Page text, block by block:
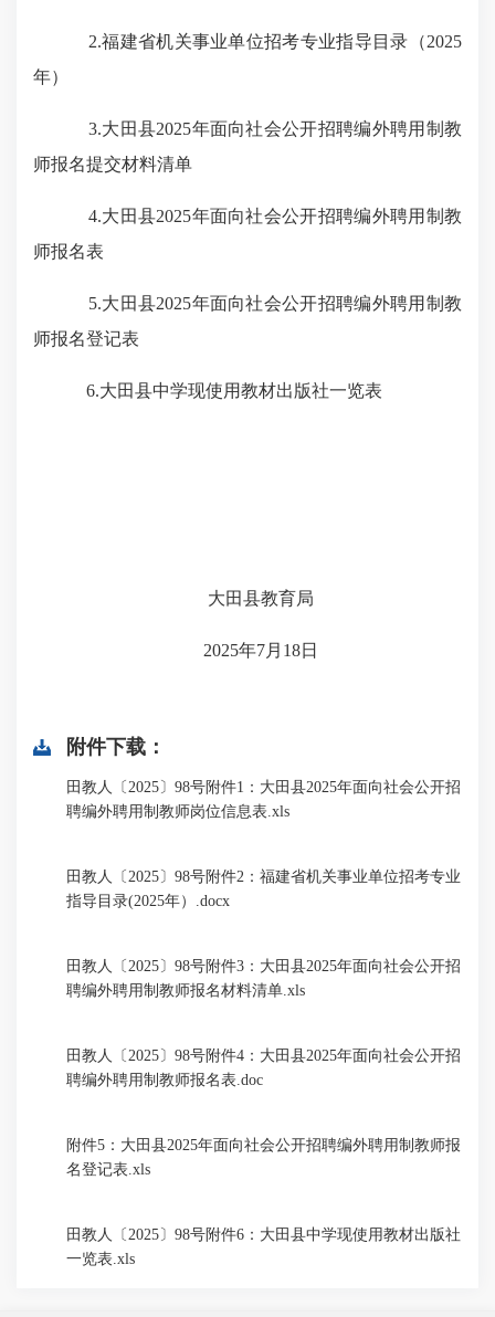
2.福建省机关事业单位招考专业指导目录（2025
年）
3.大田县2025年面向社会公开招聘编外聘用制教
师报名提交材料清单
4.大田县2025年面向社会公开招聘编外聘用制教
师报名表
5.大田县2025年面向社会公开招聘编外聘用制教
师报名登记表
6.大田县中学现使用教材出版社一览表
大田县教育局
2025年7月18日
附件下载：
田教人〔2025〕98号附件1：大田县2025年面向社会公开招
聘编外聘用制教师岗位信息表.xls
田教人〔2025〕98号附件2：福建省机关事业单位招考专业
指导目录(2025年）.docx
田教人〔2025〕98号附件3：大田县2025年面向社会公开招
聘编外聘用制教师报名材料清单.xls
田教人〔2025〕98号附件4：大田县2025年面向社会公开招
聘编外聘用制教师报名表.doc
附件5：大田县2025年面向社会公开招聘编外聘用制教师报
名登记表.xls
田教人〔2025〕98号附件6：大田县中学现使用教材出版社
一览表.xls